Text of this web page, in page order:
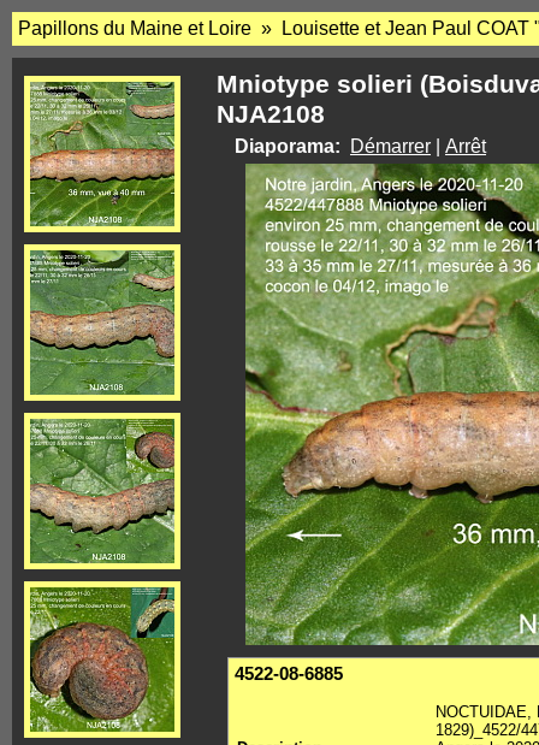
Papillons du Maine et Loire » Louisette et Jean Paul